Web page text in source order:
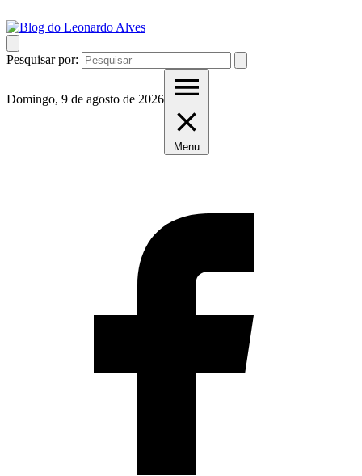
Pesquisar por:
Domingo, 9 de agosto de 2026
Menu